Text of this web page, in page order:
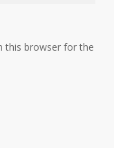
this browser for the